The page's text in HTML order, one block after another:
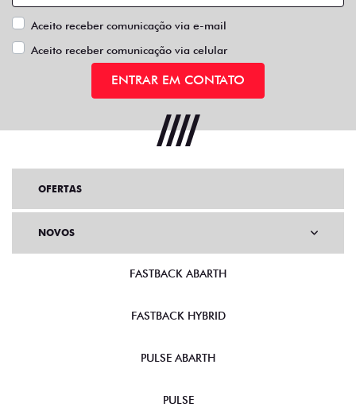
Aceito receber comunicação via e-mail
Aceito receber comunicação via celular
ENTRAR EM CONTATO
OFERTAS
NOVOS
FASTBACK ABARTH
FASTBACK HYBRID
PULSE ABARTH
PULSE